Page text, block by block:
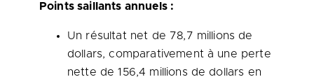
Points saillants annuels :
Un résultat net de 78,7 millions de
dollars, comparativement à une perte
nette de 156,4 millions de dollars en